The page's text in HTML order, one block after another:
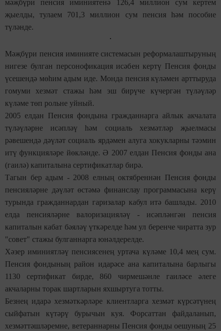
мәҗбүри пенсия иминиятенә 126,4 миллион сум кертем
җыелды, тулаем 701,3 миллион сум пенсия һәм пособие
түләнде.
Мәҗбүри пенсия иминияте системасын реформалаштыруның
нигезе булган персонофикация исәбен кертү Пенсия фонды
үсешендә мөһим адым иде. Монда пенсия күләмен арттыруда
гомуми хезмәт стажы һәм эш бирүче күчергән түләүләр
күләме төп рольне уйный.
2005 елдан Пенсия фондына гражданнарга айлык акчалата
түләүләрне исәпләү һәм социаль хезмәтләр җыелмасы
рәвешендә дәүләт социаль ярдәмен алуга хокукларны тәэмин
итү функцияләре йөкләнде. Ә 2007 елдан Пенсия фонды ана
(гаилә) капиталына сертификатлар бирә.
Тагын бер адым - 2008 елның октябреннән Пенсия фонды
пенсияләрне дәүләт өстәмә финанслау программасына керү
турында гражданнардан гаризалар кабул итә башлады. 2010
елда пенсияләрне валоризацияләү - исәпләнгән пенсия
капиталын кабат бәяләү үткәрелде һәм ул беренче чиратта зур
"совет" стажы булганнарга юнәлдерелде.
Хәзер иминиятләү пенсиясенең уртача күләме 10,4 мең сум.
Пенсия фондының район идарәсе ана капиталына барлыгы
1130 сертификат бирде, 860 чирмешәнле гаиләсе әлеге
акчаларны торак шартларын яхшыртуга тотты.
Безнең идарә хезмәткәрләре клиентларга хезмәт күрсәтүнең
сыйфатын күтәрү бурычын куя. Форсаттан файдаланып,
хезмәттәшләремне, ветераннарны Пенсия фонды оешуның 25